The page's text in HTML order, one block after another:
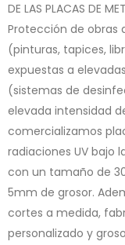
DE LAS PLACAS DE
Protección de obras
(pinturas, tapices,
expuestas a
(sistemas de
elevada intensidad de
comercializamos
radiaciones UV bajo la
con un tamaño de
5mm de grosor.
cortes a medida,
personalizado y